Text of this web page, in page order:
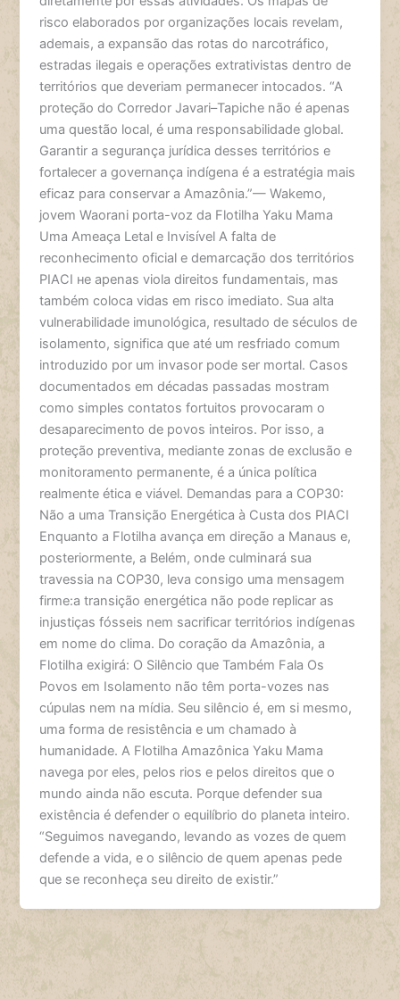
risco elaborados por organizações locais revelam,
ademais, a expansão das rotas do narcotráfico,
estradas ilegais e operações extrativistas dentro de
territórios que deveriam permanecer intocados. “A
proteção do Corredor Javari–Tapiche não é apenas
uma questão local, é uma responsabilidade global.
Garantir a segurança jurídica desses territórios e
fortalecer a governança indígena é a estratégia mais
eficaz para conservar a Amazônia.”— Wakemo,
jovem Waorani porta-voz da Flotilha Yaku Mama
Uma Ameaça Letal e Invisível A falta de
reconhecimento oficial e demarcação dos territórios
PIACI не apenas viola direitos fundamentais, mas
também coloca vidas em risco imediato. Sua alta
vulnerabilidade imunológica, resultado de séculos de
isolamento, significa que até um resfriado comum
introduzido por um invasor pode ser mortal. Casos
documentados em décadas passadas mostram
como simples contatos fortuitos provocaram o
desaparecimento de povos inteiros. Por isso, a
proteção preventiva, mediante zonas de exclusão e
monitoramento permanente, é a única política
realmente ética e viável. Demandas para a COP30:
Não a uma Transição Energética à Custa dos PIACI
Enquanto a Flotilha avança em direção a Manaus e,
posteriormente, a Belém, onde culminará sua
travessia na COP30, leva consigo uma mensagem
firme:a transição energética não pode replicar as
injustiças fósseis nem sacrificar territórios indígenas
em nome do clima. Do coração da Amazônia, a
Flotilha exigirá: O Silêncio que Também Fala Os
Povos em Isolamento não têm porta-vozes nas
cúpulas nem na mídia. Seu silêncio é, em si mesmo,
uma forma de resistência e um chamado à
humanidade. A Flotilha Amazônica Yaku Mama
navega por eles, pelos rios e pelos direitos que o
mundo ainda não escuta. Porque defender sua
existência é defender o equilíbrio do planeta inteiro.
“Seguimos navegando, levando as vozes de quem
defende a vida, e o silêncio de quem apenas pede
que se reconheça seu direito de existir.”